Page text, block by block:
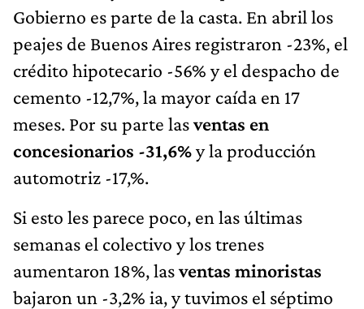
Gobierno es parte de la casta. En abril los
peajes de Buenos Aires registraron -23%, el
crédito hipotecario -56% y el despacho de
cemento -12,7%, la mayor caída en 17
meses. Por su parte lasventas en
concesionarios -31,6%y la producción
automotriz -17,%.
Si esto les parece poco, en las últimas
semanas el colectivo y los trenes
aumentaron 18%, lasventas minoristas
bajaron un -3,2% ia, y tuvimos el séptimo